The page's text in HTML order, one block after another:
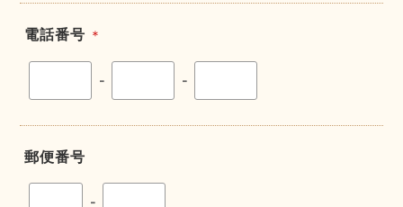
電話番号 ＊
- -
郵便番号
-